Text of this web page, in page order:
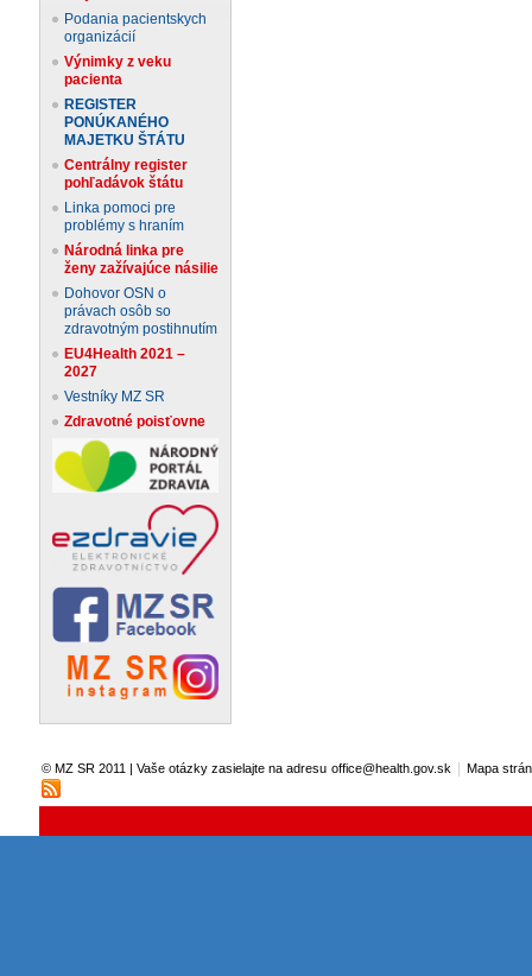
Podania pacientskych
organizácií
Výnimky z veku
pacienta
REGISTER
PONÚKANÉHO
MAJETKU ŠTÁTU
Centrálny register
pohľadávok štátu
Linka pomoci pre
problémy s hraním
Národná linka pre
ženy zažívajúce násilie
Dohovor OSN o
právach osôb so
zdravotným postihnutím
EU4Health 2021 –
2027
Vestníky MZ SR
Zdravotné poisťovne
© MZ SR 2011 | Vaše otázky zasielajte na adresu office@health.gov.sk Mapa